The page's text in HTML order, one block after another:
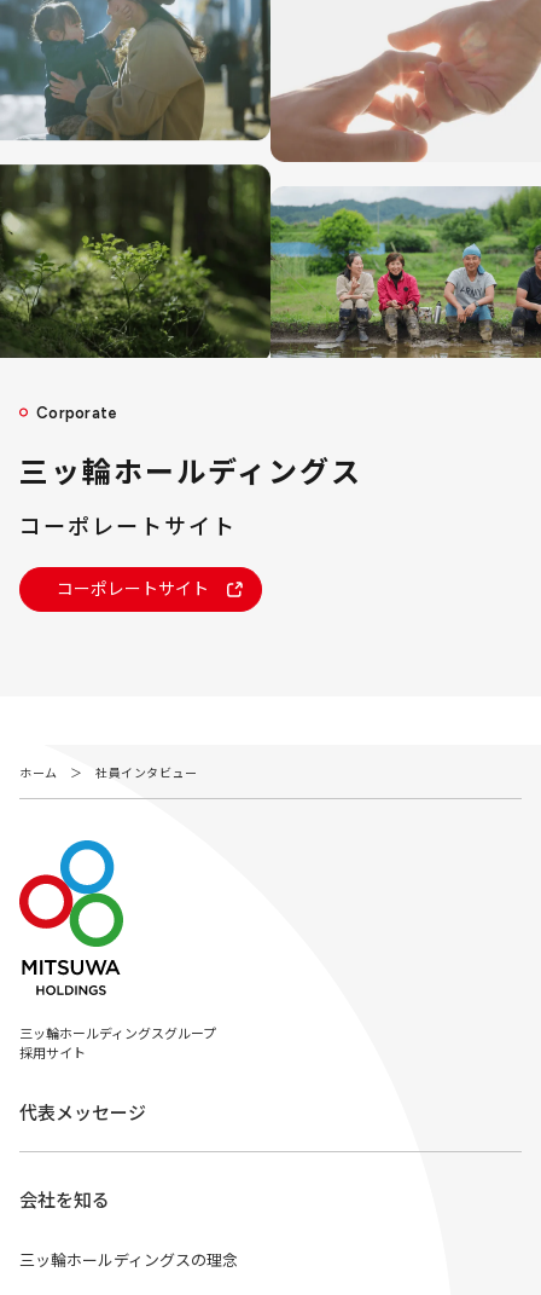
Corporate
三ッ輪ホールディングス
コーポレートサイト
コーポレートサイト
ホーム ＞ 社員インタビュー
三ッ輪ホールディングスグループ
採用サイト
代表メッセージ
会社を知る
三ッ輪ホールディングスの理念